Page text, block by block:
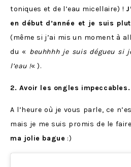
toniques et de l’eau micellaire) !
en début d’année et je suis
(même si j’ai mis un moment à
du « beuhhhh je suis dégueu si
l’eau !« ).
2. Avoir les ongles impeccables.
A l’heure où je vous parle, ce
mais je me suis promis de le
ma jolie bague :)